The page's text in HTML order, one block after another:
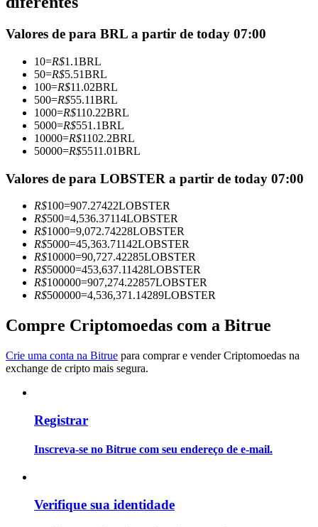
Torne-se um Trader de Cópias
Desfrute da partilha de lucros e comissões de copy trading
Informação
Análise de big data, incluindo informações comerciais, etc.
Guia
Guia para iniciantes em futuros
Valores de para BRL a partir de today 07:00
10=R$1.1BRL
50=R$5.51BRL
100=R$11.02BRL
500=R$55.11BRL
1000=R$110.22BRL
5000=R$551.1BRL
10000=R$1102.2BRL
50000=R$5511.01BRL
Valores de para LOBSTER a partir de today 07:00
R$100=907.27422LOBSTER
R$500=4,536.37114LOBSTER
R$1000=9,072.74228LOBSTER
R$5000=45,363.71142LOBSTER
R$10000=90,727.42285LOBSTER
R$50000=453,637.11428LOBSTER
R$100000=907,274.22857LOBSTER
R$500000=4,536,371.14289LOBSTER
Compre Criptomoedas com a Bitrue
Crie uma conta na Bitrue para comprar e vender Criptomoedas na
exchange de cripto mais segura.
Registrar
Inscreva-se no Bitrue com seu endereço de e-mail.
Verifique sua identidade